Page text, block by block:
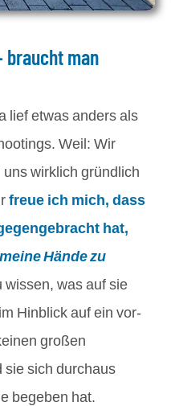
braucht man
lief etwas anders als
Weil: Wir
wirklich gründlich
freue ich mich, dass
hat,
meine Hände zu
wissen, was auf sie
Hinblick auf ein vor-
großen
sie sich durchaus
begeben hat.